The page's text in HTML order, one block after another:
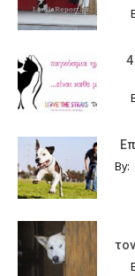
By: